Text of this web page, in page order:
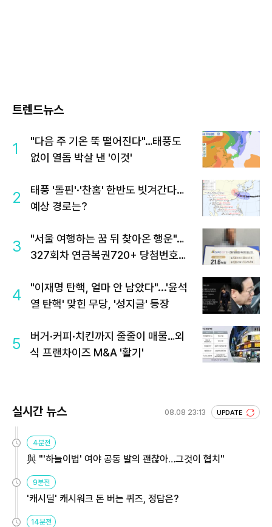
트렌드뉴스
1
"다음 주 기온 뚝 떨어진다"…태풍도
없이 열돔 박살 낸 '이것'
2
태풍 '돌핀'·'찬홈' 한반도 빗겨간다…
예상 경로는?
3
"서울 여행하는 꿈 뒤 찾아온 행운"…
327회차 연금복권720+ 당첨번호조
4
"이재명 탄핵, 얼마 안 남았다"...'윤석
열 탄핵' 맞힌 무당, '성지글' 등장
5
버거·커피·치킨까지 줄줄이 매물…외
식 프랜차이즈 M&A '활기'
실시간 뉴스 08.08 23:13 UPDATE
4분전
與 "'하늘이법' 여야 공동 발의 괜찮아…그것이 협치"
9분전
'캐시딜' 캐시워크 돈 버는 퀴즈, 정답은?
14분전